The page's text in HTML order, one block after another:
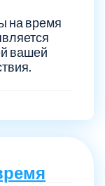
на время
вашей
3